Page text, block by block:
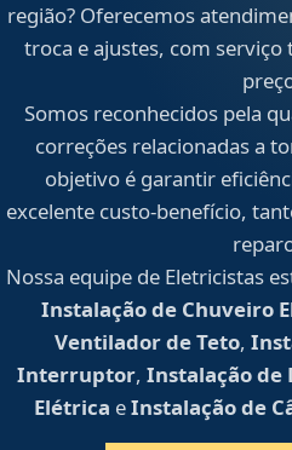
região? Oferecemos
troca e ajustes, com
Somos reconhecidos pela
correções relacionadas a
objetivo é garantir
excelente custo-benefício,
Nossa equipe de Eletricistas
Instalação de Chuveiro
Ventilador de Teto,
Interruptor, Instalação de
Elétrica eInstalação de